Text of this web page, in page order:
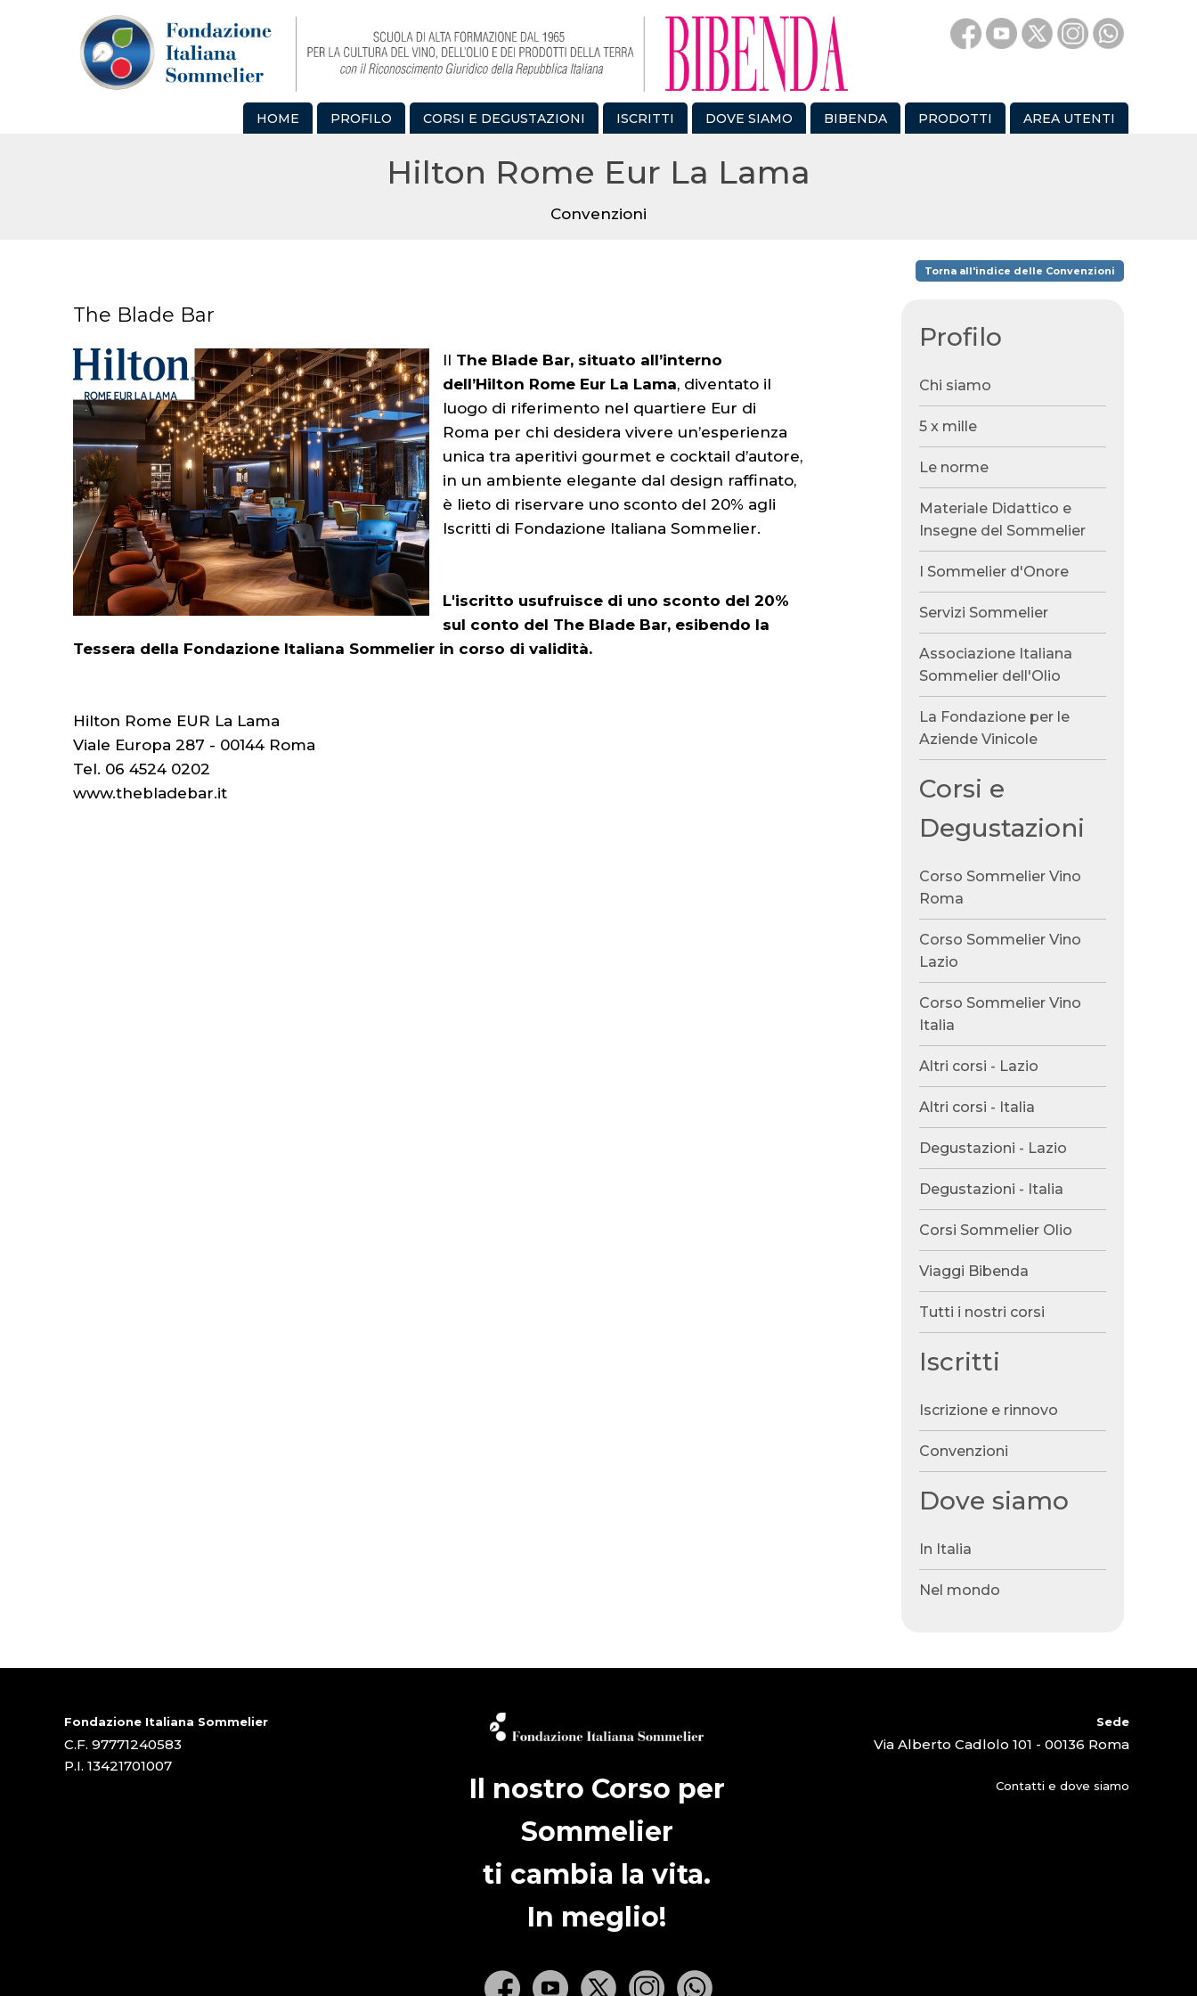
HOME PROFILO CORSI E DEGUSTAZIONI ISCRITTI DOVE SIAMO BIBENDA PRODOTTI AREA UTENTI
Hilton Rome Eur La Lama
Convenzioni
Torna all'indice delle Convenzioni
The Blade Bar
Il The Blade Bar, situato all’interno
dell’Hilton Rome Eur La Lama, diventato il
luogo di riferimento nel quartiere Eur di
Roma per chi desidera vivere un’esperienza
unica tra aperitivi gourmet e cocktail d’autore,
in un ambiente elegante dal design raffinato,
è lieto di riservare uno sconto del 20% agli
Iscritti di Fondazione Italiana Sommelier.
L'iscritto usufruisce di uno sconto del 20%
sul conto del The Blade Bar, esibendo la
Tessera della Fondazione Italiana Sommelier in corso di validità.
Hilton Rome EUR La Lama
Viale Europa 287 - 00144 Roma
Tel. 06 4524 0202
www.thebladebar.it
Profilo
Chi siamo
5 x mille
Le norme
Materiale Didattico e
Insegne del Sommelier
I Sommelier d'Onore
Servizi Sommelier
Associazione Italiana
Sommelier dell'Olio
La Fondazione per le
Aziende Vinicole
Corsi e
Degustazioni
Corso Sommelier Vino
Roma
Corso Sommelier Vino
Lazio
Corso Sommelier Vino
Italia
Altri corsi - Lazio
Altri corsi - Italia
Degustazioni - Lazio
Degustazioni - Italia
Corsi Sommelier Olio
Viaggi Bibenda
Tutti i nostri corsi
Iscritti
Iscrizione e rinnovo
Convenzioni
Dove siamo
In Italia
Nel mondo
Fondazione Italiana Sommelier
C.F. 97771240583
P.I. 13421701007
Il nostro Corso per
Sommelier
ti cambia la vita.
In meglio!
Sede
Via Alberto Cadlolo 101 - 00136 Roma
Contatti e dove siamo